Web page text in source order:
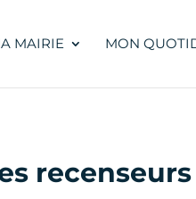
MAIRIE MON
recenseurs